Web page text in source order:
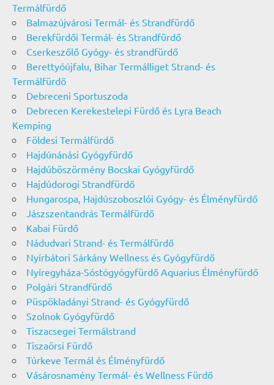
Termálfürdő
Balmazújvárosi Termál- és Strandfürdő
Berekfürdői Termál- és Strandfürdő
Cserkeszőlő Gyógy- és strandfürdő
Berettyóújfalu, Bihar Termálliget Strand- és
Termálfürdő
Debreceni Sportuszoda
Debrecen Kerekestelepi Fürdő és Lyra Beach
Kemping
Földesi Termálfürdő
Hajdúnánási Gyógyfürdő
Hajdúböszörmény Bocskai Gyógyfürdő
Hajdúdorogi Strandfürdő
Hungarospa, Hajdúszoboszlói Gyógy- és Élményfürdő
Jászszentandrás Termálfürdő
Kabai Fürdő
Nádudvari Strand- és Termálfürdő
Nyírbátori Sárkány Wellness és Gyógyfürdő
Nyíregyháza-Sóstógyógyfürdő Aquarius Élményfürdő
Polgári Strandfürdő
Püspökladányi Strand- és Gyógyfürdő
Szolnok Gyógyfürdő
Tiszacsegei Termálstrand
Tiszaörsi Fürdő
Túrkeve Termál és Élményfürdő
Vásárosnamény Termál- és Wellness Fürdő